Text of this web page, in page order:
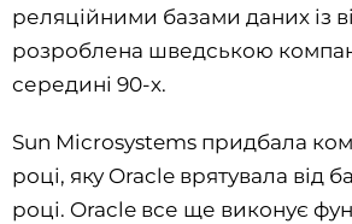
реляційними базами даних із
розроблена шведською
середині 90-х.
Sun Microsystems придбала
році, яку Oracle врятувала від
році. Oracle все ще виконує